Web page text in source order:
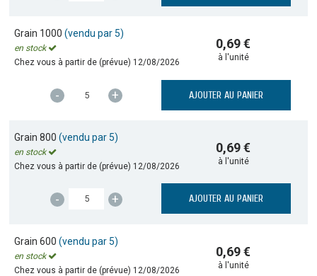
Grain 1000(vendu par 5)
en stock
Chez vous à partir de (prévue) 12/08/2026
0,69 €
à l'unité
- + AJOUTER AU PANIER
Grain 800(vendu par 5)
en stock
Chez vous à partir de (prévue) 12/08/2026
0,69 €
à l'unité
- + AJOUTER AU PANIER
Grain 600(vendu par 5)
en stock
Chez vous à partir de (prévue) 12/08/2026
0,69 €
à l'unité